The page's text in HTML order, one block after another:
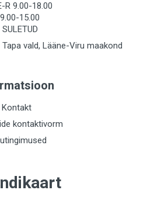
R 9.00-18.00
15.00
SULETUD
vald, Lääne-Viru maakond
Kontakt
kontaktivorm